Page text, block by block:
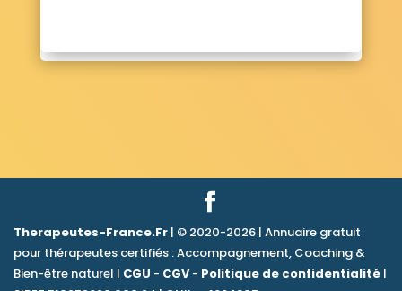
Therapeutes-France.Fr | © 2020-2026 | Annuaire gratuit
pour thérapeutes certifiés : Accompagnement, Coaching &
Bien-être naturel | CGU - CGV- Politique de confidentialité |